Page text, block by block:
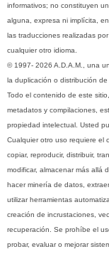
informativos; no constituyen
alguna, expresa ni implícita,
las traducciones realizadas
cualquier otro idioma.
© 1997- 2026 A.D.A.M., una
la duplicación o distribución
Todo el contenido de este
metadatos y compilaciones,
propiedad intelectual. Usted
Cualquier otro uso requiere el
copiar, reproducir, distribuir,
modificar, almacenar más allá
hacer minería de datos,
utilizar herramientas
creación de incrustaciones,
recuperación. Se prohíbe el
probar, evaluar o mejorar